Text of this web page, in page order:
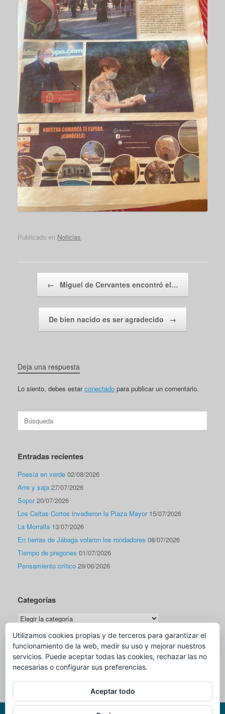
Publicado en Noticias
← Miguel de Cervantes encontró el…
De bien nacido es ser agradecido →
Deja una respuesta
Lo siento, debes estarconectado para publicar un comentario.
Buscar:
Entradas recientes
Poesía en verde 02/08/2026
Arre y saja 27/07/2026
Sopor 20/07/2026
Los Celtas Cortos invadieron la Plaza Mayor 15/07/2026
La Morralla 13/07/2026
En tierras de Jábaga volaron los rondadores 08/07/2026
Tiempo de pregones 01/07/2026
Pensamiento crítico 29/06/2026
Categorías
Categorías
Traductor
Utilizamos cookies propias y de terceros para garantizar el
funcionamiento de la web, medir su uso y mejorar nuestros
servicios. Puede aceptar todas las cookies, rechazar las no
necesarias o configurar sus preferencias.
Aceptar todo